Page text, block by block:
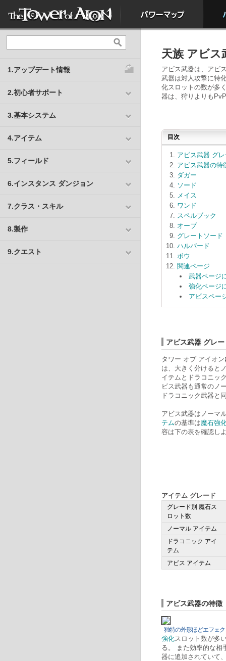
1.アップデート情報
2.初心者サポート
3.基本システム
4.アイテム
5.フィールド
6.インスタンス ダンジョン
7.クラス・スキル
8.製作
9.クエスト
天族 アビス
アビス武器は、アビ
武器は対人攻撃に特
化スロットの数が多
器は、狩りよりも
目次
アビス武器 グ
アビス武器の特
ダガー
ソード
メイス
ワンド
スペルブック
オーブ
グレートソード
ハルバード
ボウ
関連ページ
武器ページ
強化ページ
アビスペー
アビス武器 グレー
タワー オブ アイオン
は、大きく分けると
イテムとドラコニッ
ビス武器も通常のノ
ドラコニック武器と
アビス武器はノーマ
テムの基準は魔石強
容は下の表を確認し
アイテム グレード
グレード別 魔石ス
ロット数
ノーマル アイテム
ドラコニック アイ
テム
アビス アイテム
アビス武器の特徴
独特の外形ほどエフェ
強化スロット数が多
る。 また効率的な相
器に追加されていて